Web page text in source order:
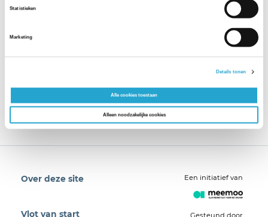
Statistieken
Marketing
Details tonen
Alle cookies toestaan
Alleen noodzakelijke cookies
Over deze site
Vlot van start
Een initiatief van
Gesteund door